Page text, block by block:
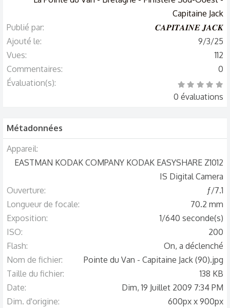
Capitaine Jack
Publié par
𝑪𝑨𝑷𝑰𝑻𝑨𝑰𝑵𝑬 𝑱𝑨𝑪𝑲
Ajouté le
9/3/25
Vues
112
Commentaires
0
Évaluation(s)
e
0 évaluations
Métadonnées
Appareil
EASTMAN KODAK COMPANY KODAK EASYSHARE Z1012
IS Digital Camera
Ouverture
ƒ/7.1
Longueur de focale
70.2 mm
Exposition
1/640 seconde(s)
ISO
200
Flash
On, a déclenché
Nom de fichier
Pointe du Van - Capitaine Jack (90).jpg
Taille du fichier
138 KB
Date
Dim, 19 Juillet 2009 7:34 PM
Dim. d'origine
600px x 900px